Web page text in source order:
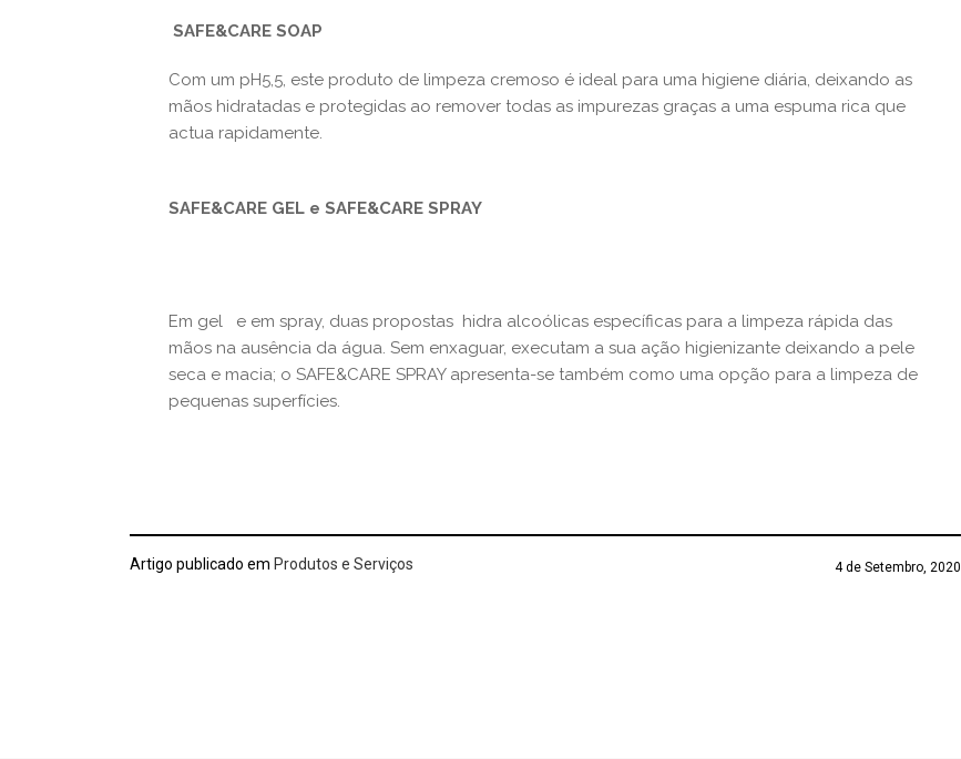
SAFE&CARE SOAP
Com um pH5,5, este produto de limpeza cremoso é ideal para uma higiene diária, deixando as
mãos hidratadas e protegidas ao remover todas as impurezas graças a uma espuma rica que
actua rapidamente.
SAFE&CARE GEL e SAFE&CARE SPRAY
Em gel e em spray, duas propostas hidra alcoólicas específicas para a limpeza rápida das
mãos na ausência da água. Sem enxaguar, executam a sua ação higienizante deixando a pele
seca e macia; o SAFE&CARE SPRAY apresenta-se também como uma opção para a limpeza de
pequenas superfícies.
Artigo publicado em Produtos e Serviços 4 de Setembro, 2020